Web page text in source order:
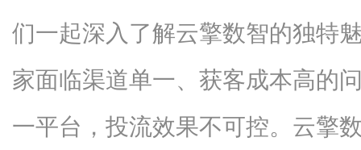
们一起深入了解云擎数智的独特
家面临渠道单一、获客成本高的
一平台，投流效果不可控。云擎